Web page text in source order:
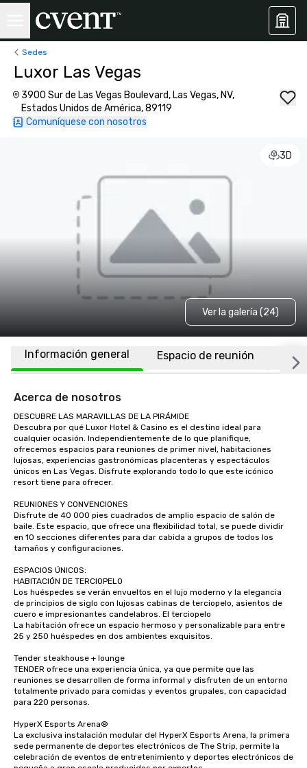
Sedes
Luxor Las Vegas
3900 Sur de Las Vegas Boulevard, Las Vegas, NV,
Estados Unidos de América, 89119
Comuníquese con nosotros
3D
Ver la galería (24)
Información general Espacio de reunión
Acerca de nosotros
DESCUBRE LAS MARAVILLAS DE LA PIRÁMIDE
Descubra por qué Luxor Hotel & Casino es el destino ideal para
cualquier ocasión. Independientemente de lo que planifique,
ofrecemos espacios para reuniones de primer nivel, habitaciones
lujosas, experiencias gastronómicas placenteras y espectáculos
únicos en Las Vegas. Disfrute explorando todo lo que este icónico
resort tiene para ofrecer.
REUNIONES Y CONVENCIONES
Disfrute de 40 000 pies cuadrados de amplio espacio de salón de
baile. Este espacio, que ofrece una flexibilidad total, se puede dividir
en 10 secciones diferentes para dar cabida a grupos de todos los
tamaños y configuraciones.
ESPACIOS ÚNICOS:
HABITACIÓN DE TERCIOPELO
Los huéspedes se verán envueltos en el lujo moderno y la elegancia
de principios de siglo con lujosas cabinas de terciopelo, asientos de
cuero e impresionantes candelabros. El terciopelo
La habitación ofrece un espacio hermoso y personalizable para entre
25 y 250 huéspedes en dos ambientes exquisitos.
Tender steakhouse + lounge
TENDER ofrece una experiencia única, ya que permite que las
reuniones se desarrollen de forma informal y disfruten de un entorno
totalmente privado para comidas y eventos grupales, con capacidad
para 220 personas.
HyperX Esports Arena®
La exclusiva instalación modular del HyperX Esports Arena, la primera
sede permanente de deportes electrónicos de The Strip, permite la
celebración de eventos de entretenimiento y deportes electrónicos de